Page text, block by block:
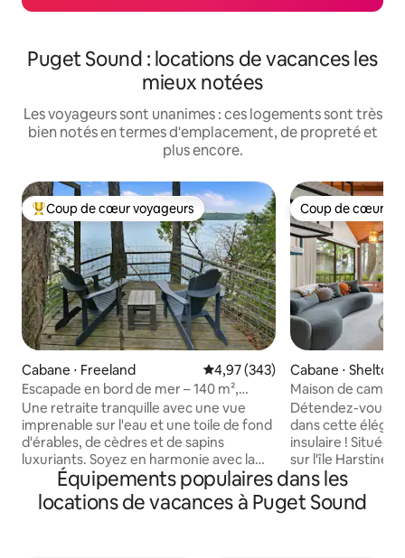
Puget Sound : locations de vacances les
mieux notées
Les voyageurs sont unanimes : ces logements sont très
bien notés en termes d'emplacement, de propreté et
plus encore.
Coups de cœur voyageurs les plus appréciés
Coup de cœur voyageurs
Cabane ⋅ Freeland Évaluation moyenne sur la
4,97 (343)
Escapade en bord de mer – 140 m²,
2 chambres + atelier d’artiste
Une retraite tranquille avec une vue
imprenable sur l'eau et une toile de fond
d'érables, de cèdres et de sapins
luxuriants. Soyez en harmonie avec la
nature : détendez-vous sur la grande
terrasse, admirez la vue sur le bord de
l'eau à 100 pieds, les couchers de soleil
Coup de cœur
Coup de cœur
Cabane ⋅ Shelton
Maison de
Sound
Détendez-vous
dans cette
insulaire ! Située dans un quartier fermé
sur l'île Harstine. Vue imprenable sur le
détroit de Puget
Olympiques
de billard Cuisine
Équipements populaires dans les
locations de vacances à Puget Sound